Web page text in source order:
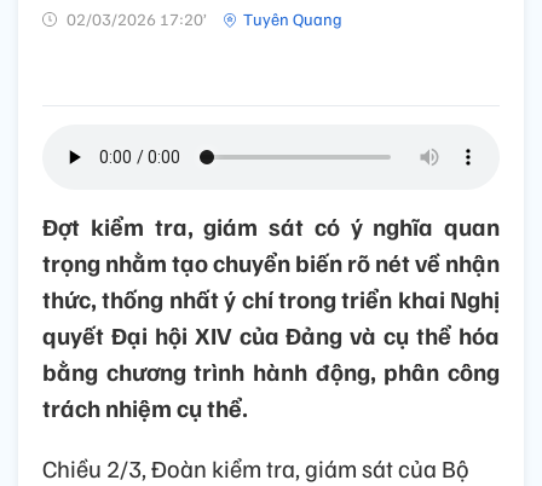
02/03/2026 17:20’ Tuyên Quang
Đợt kiểm tra, giám sát có ý nghĩa quan
trọng nhằm tạo chuyển biến rõ nét về nhận
thức, thống nhất ý chí trong triển khai Nghị
quyết Đại hội XIV của Đảng và cụ thể hóa
bằng chương trình hành động, phân công
trách nhiệm cụ thể.
Chiều 2/3, Đoàn kiểm tra, giám sát của Bộ